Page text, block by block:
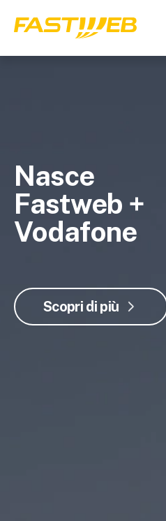
Nasce
Fastweb +
Vodafone
Scopri di più